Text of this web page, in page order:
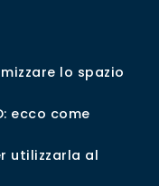
lo spazio
ecco come
utilizzarla al